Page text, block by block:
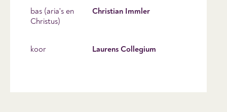
bas (aria's en
Christus)
Christian Immler
koor Laurens Collegium